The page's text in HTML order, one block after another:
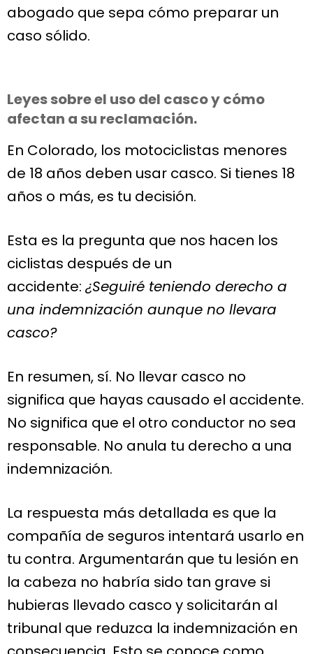
abogado que sepa cómo preparar un
caso sólido.
Leyes sobre el uso del casco y cómo
afectan a su reclamación.
En Colorado, los motociclistas menores
de 18 años deben usar casco. Si tienes 18
años o más, es tu decisión.
Esta es la pregunta que nos hacen los
ciclistas después de un
accidente: ¿Seguiré teniendo derecho a
una indemnización aunque no llevara
casco?
En resumen, sí. No llevar casco no
significa que hayas causado el accidente.
No significa que el otro conductor no sea
responsable. No anula tu derecho a una
indemnización.
La respuesta más detallada es que la
compañía de seguros intentará usarlo en
tu contra. Argumentarán que tu lesión en
la cabeza no habría sido tan grave si
hubieras llevado casco y solicitarán al
tribunal que reduzca la indemnización en